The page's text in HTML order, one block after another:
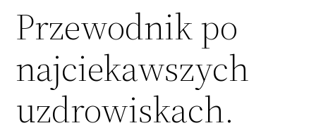
Przewodnik po
najciekawszych
uzdrowiskach.